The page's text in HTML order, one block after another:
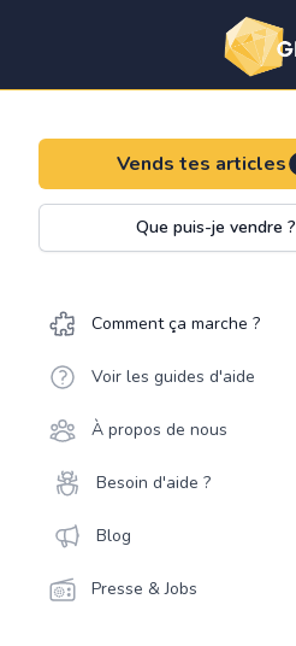
Vends tes articles
Que puis-je vendre ?
Comment ça marche ?
Voir les guides d'aide
À propos de nous
Besoin d'aide ?
Blog
Presse & Jobs